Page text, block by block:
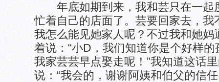
年底如期到来，我和芸只在一起
忙着自己的店面了。芸要回家去，我
我怎么能见她家人呢？不过我和她妈
着说：“小D，我们知道你是个好样
我家芸芸早点娶走呢！”我知道这话
说：“我会的，谢谢阿姨和伯父的信